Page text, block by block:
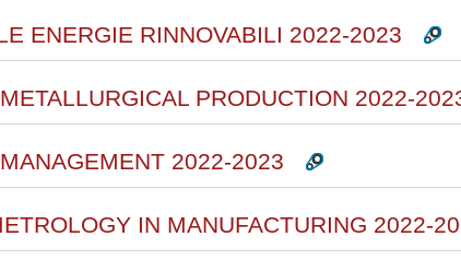
ENERGIE RINNOVABILI 2022-2023
PRODUCTION 2022-
2022-2023
IN MANUFACTURING 2022-